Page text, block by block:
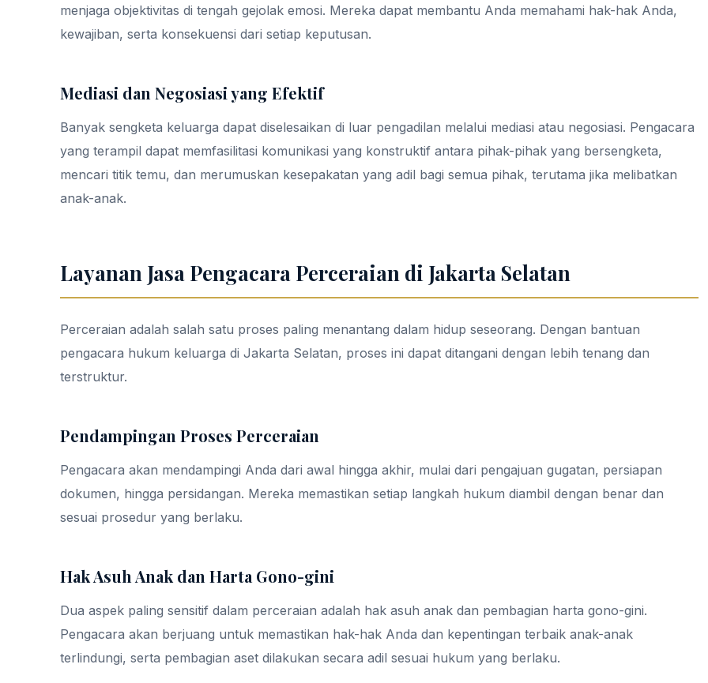
menjaga objektivitas di tengah gejolak emosi. Mereka dapat membantu Anda memahami hak-hak Anda,
kewajiban, serta konsekuensi dari setiap keputusan.
Mediasi dan Negosiasi yang Efektif
Banyak sengketa keluarga dapat diselesaikan di luar pengadilan melalui mediasi atau negosiasi. Pengacara
yang terampil dapat memfasilitasi komunikasi yang konstruktif antara pihak-pihak yang bersengketa,
mencari titik temu, dan merumuskan kesepakatan yang adil bagi semua pihak, terutama jika melibatkan
anak-anak.
Layanan Jasa Pengacara Perceraian di Jakarta Selatan
Perceraian adalah salah satu proses paling menantang dalam hidup seseorang. Dengan bantuan
pengacara hukum keluarga di Jakarta Selatan, proses ini dapat ditangani dengan lebih tenang dan
terstruktur.
Pendampingan Proses Perceraian
Pengacara akan mendampingi Anda dari awal hingga akhir, mulai dari pengajuan gugatan, persiapan
dokumen, hingga persidangan. Mereka memastikan setiap langkah hukum diambil dengan benar dan
sesuai prosedur yang berlaku.
Hak Asuh Anak dan Harta Gono-gini
Dua aspek paling sensitif dalam perceraian adalah hak asuh anak dan pembagian harta gono-gini.
Pengacara akan berjuang untuk memastikan hak-hak Anda dan kepentingan terbaik anak-anak
terlindungi, serta pembagian aset dilakukan secara adil sesuai hukum yang berlaku.